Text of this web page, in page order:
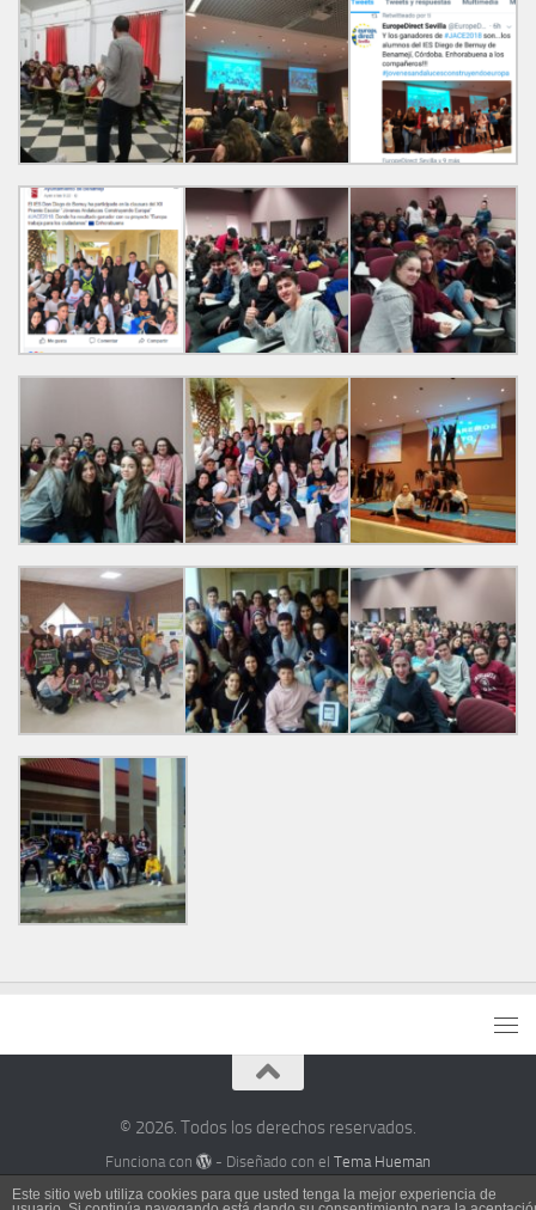
© 2026. Todos los derechos reservados.
Funciona con - Diseñado con elTema Hueman
Este sitio web utiliza cookies para que usted tenga la mejor experiencia de